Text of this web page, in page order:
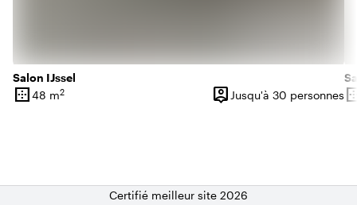
Salon IJssel
border_outer
Superficie
48 m2 person_pin
Capacité
Jusqu'à 30 personnes
Certifié meilleur site 2026